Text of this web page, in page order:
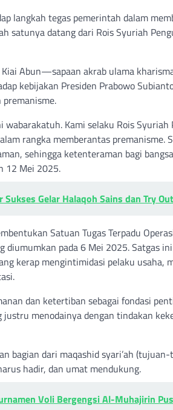
langkah tegas pemerintah dalam
satunya datang dari Rois Syuriah
Abun—sapaan akrab ulama
kebijakan Presiden Prabowo
Kami selaku Rois
rangka memberantas premanisme.
sehingga ketenteraman bagi
12 Mei 2025.
Sukses Gelar Halaqoh Sains dan Try
Satuan Tugas Terpadu
diumumkan pada 6 Mei 2025. Satgas
kerap mengintimidasi pelaku usaha,
dan ketertiban sebagai fondasi
menodainya dengan tindakan
bagian dari maqashid syari’ah
hadir, dan umat mendukung.
Voli Bergengsi Al-Muhajirin